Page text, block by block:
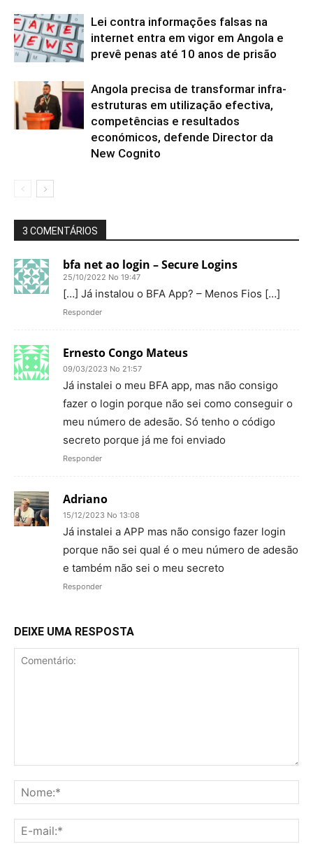
Lei contra informações falsas na
internet entra em vigor em Angola e
prevê penas até 10 anos de prisão
Angola precisa de transformar infra-
estruturas em utilização efectiva,
competências e resultados
económicos, defende Director da
New Cognito
3 COMENTÁRIOS
bfa net ao login – Secure Logins
25/10/2022 No 19:47
[…] Já instalou o BFA App? – Menos Fios […]
Responder
Ernesto Congo Mateus
09/03/2023 No 21:57
Já instalei o meu BFA app, mas não consigo
fazer o login porque não sei como conseguir o
meu número de adesão. Só tenho o código
secreto porque já me foi enviado
Responder
Adriano
15/12/2023 No 13:08
Já instalei a APP mas não consigo fazer login
porque não sei qual é o meu número de adesão
e também não sei o meu secreto
Responder
DEIXE UMA RESPOSTA